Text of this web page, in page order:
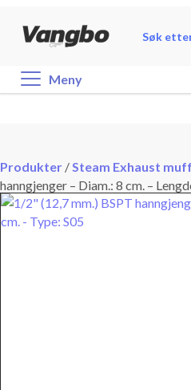
search
Meny
Produkter /Steam Exhaust
hanngjenger – Diam.: 8 cm. –